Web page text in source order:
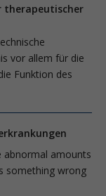
therapeutischer
vor allem für die
Funktion des
abnormal amounts
something wrong